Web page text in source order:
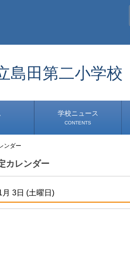
島田第二小学校
学校ニュース
CONTENTS
ンダー
カレンダー
月 3日 (土曜日)